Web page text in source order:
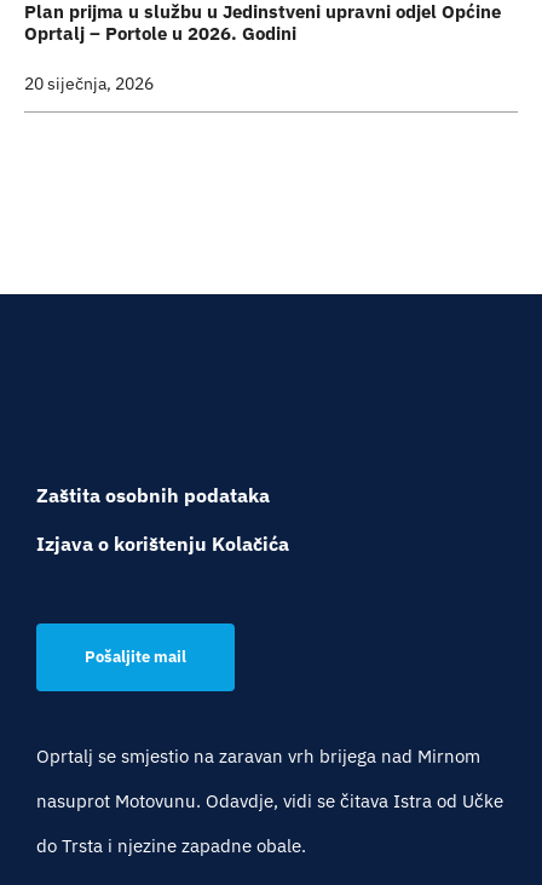
Plan prijma u službu u Jedinstveni upravni odjel Općine
Oprtalj – Portole u 2026. Godini
20 siječnja, 2026
Zaštita osobnih podataka
Izjava o korištenju Kolačića
Pošaljite mail
Oprtalj se smjestio na zaravan vrh brijega nad Mirnom
nasuprot Motovunu. Odavdje, vidi se čitava Istra od Učke
do Trsta i njezine zapadne obale.